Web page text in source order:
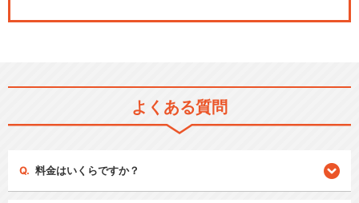
よくある質問
料金はいくらですか？